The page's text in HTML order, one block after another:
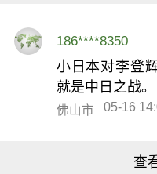
186****8350
小日本对李登
就是中日之战。
佛山市 05-16
查